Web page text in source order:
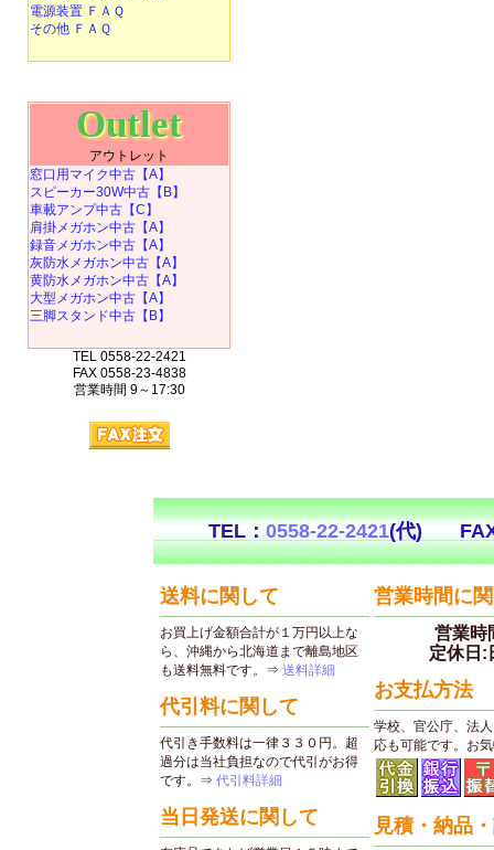
電源装置 ＦＡＱ
その他 ＦＡＱ
Outlet
アウトレット
窓口用マイク中古【A】
スピーカー30W中古【B】
車載アンプ中古【C】
肩掛メガホン中古【A】
録音メガホン中古【A】
灰防水メガホン中古【A】
黄防水メガホン中古【A】
大型メガホン中古【A】
三脚スタンド中古【B】
TEL 0558-22-2421
FAX 0558-23-4838
営業時間 9～17:30